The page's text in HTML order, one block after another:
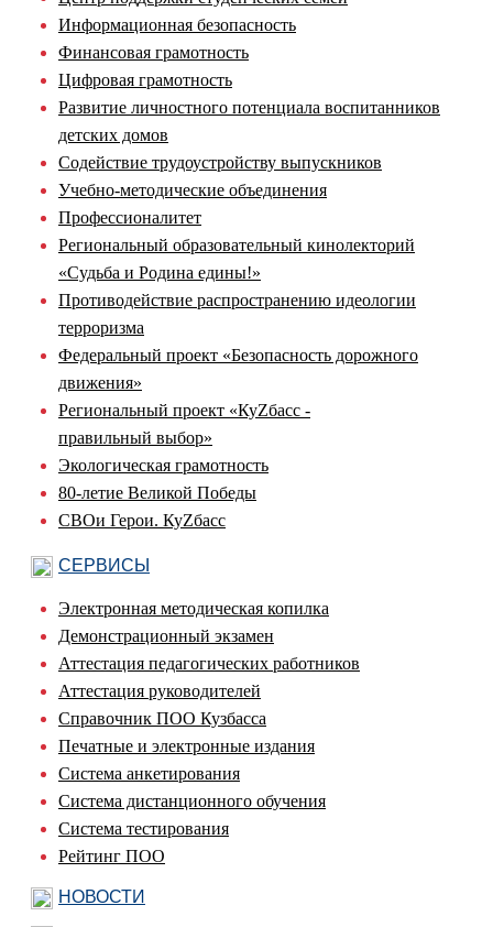
Информационная безопасность
Финансовая грамотность
Цифровая грамотность
Развитие личностного потенциала воспитанников
детских домов
Содействие трудоустройству выпускников
Учебно-методические объединения
Профессионалитет
Региональный образовательный кинолекторий
«Судьба и Родина едины!»
Противодействие распространению идеологии
терроризма
Федеральный проект «Безопасность дорожного
движения»
Региональный проект «КуZбасс -
правильный выбор»
Экологическая грамотность
80-летие Великой Победы
СВОи Герои. КуZбасс
СЕРВИСЫ
Электронная методическая копилка
Демонстрационный экзамен
Аттестация педагогических работников
Аттестация руководителей
Справочник ПОО Кузбасса
Печатные и электронные издания
Система анкетирования
Система дистанционного обучения
Система тестирования
Рейтинг ПОО
НОВОСТИ